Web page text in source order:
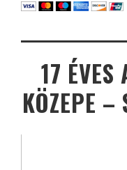
17 ÉVES
KÖZEPE –